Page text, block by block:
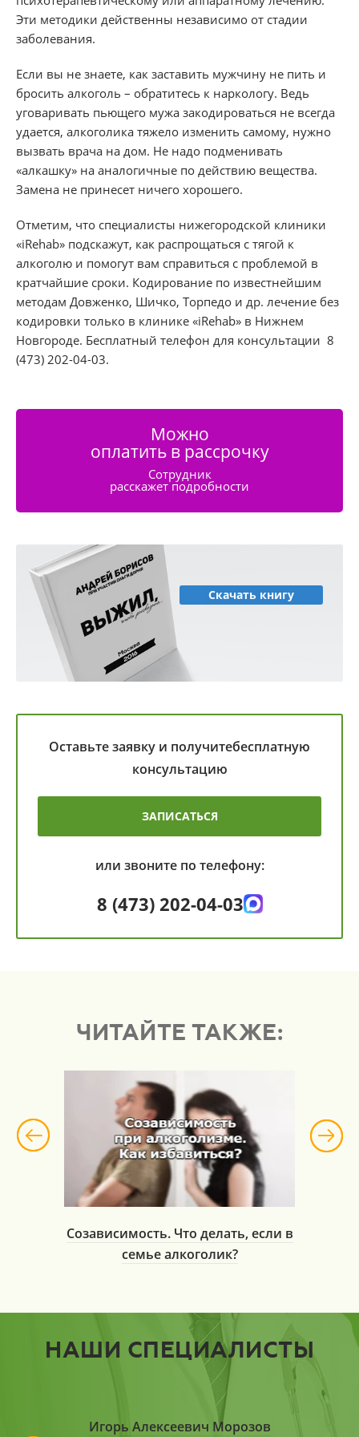
Эти методики действенны независимо от стадии
заболевания.
Если вы не знаете, как заставить мужчину не пить и
бросить алкоголь – обратитесь к наркологу. Ведь
уговаривать пьющего мужа закодироваться не всегда
удается, алкоголика тяжело изменить самому, нужно
вызвать врача на дом. Не надо подменивать
«алкашку» на аналогичные по действию вещества.
Замена не принесет ничего хорошего.
Отметим, что специалисты нижегородской клиники
«iRehab» подскажут, как распрощаться с тягой к
алкоголю и помогут вам справиться с проблемой в
кратчайшие сроки. Кодирование по известнейшим
методам Довженко, Шичко, Торпедо и др. лечение без
кодировки только в клинике «iRehab» в Нижнем
Новгороде. Бесплатный телефон для консультации 8
(473) 202-04-03.
Можно
оплатить в рассрочку
Сотрудник
расскажет подробности
Скачать книгу
Оставьте заявку и получитебесплатную
консультацию
ЗАПИСАТЬСЯ
или звоните по телефону:
8 (473) 202-04-03
ЧИТАЙТЕ ТАКЖЕ:
Созависимость. Что делать, если в
семье алкоголик?
НАШИ СПЕЦИАЛИСТЫ
Игорь Алексеевич Морозов